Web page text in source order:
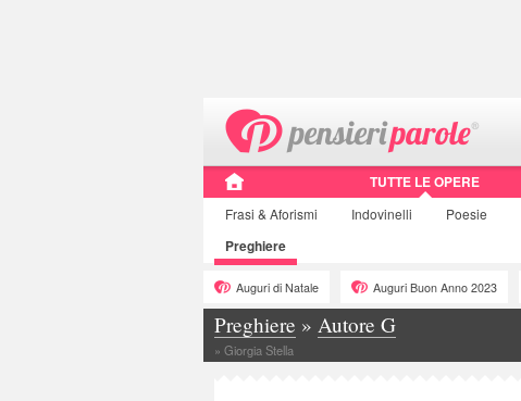
TUTTE LE OPERE
Frasi & Aforismi Indovinelli Poesie
Preghiere
Auguri di Natale Auguri Buon Anno 2023
Preghiere » Autore G
» Giorgia Stella